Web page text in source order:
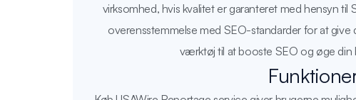
virksomhed, hvis kvalitet er garanteret med hensyn
overensstemmelse med SEO-standarder for at
værktøj til at booste SEO og øge din